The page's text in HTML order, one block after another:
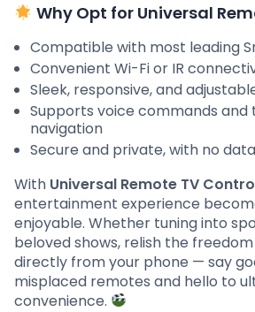
Why Opt for Universal
Compatible with most leading
Convenient Wi-Fi or IR
Sleek, responsive, and
Supports voice commands and
navigation
Secure and private, with no
With Universal Remote TV
entertainment experience
enjoyable. Whether tuning into
beloved shows, relish the
directly from your phone — say
misplaced remotes and hello to
convenience.